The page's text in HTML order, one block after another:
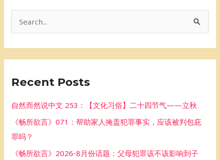
c
f
r
Recent Posts
自然而然说中文 253：【文化习俗】二十四节气——立秋
《畅所欲言》071：帮助家人掩盖犯罪事实，应该被判包庇
罪吗？
《畅所欲言》2026-8月份话题：父母犯罪该不该影响到子